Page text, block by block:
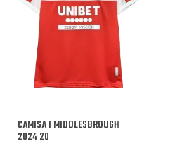
CAMISA I MIDDLESBROUGH
2024 20